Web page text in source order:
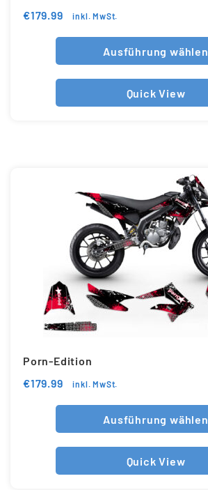
€179.99 inkl. MwSt.
Ausführung wählen
Quick View
Porn-Edition
€179.99 inkl. MwSt.
Ausführung wählen
Quick View